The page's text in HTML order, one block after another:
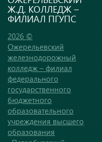
Ж.Д. КОЛЛЕДЖ –
ФИЛИАЛ ПГУПС
2026 ©
Ожерельевский
железнодорожный
колледж – филиал
федерального
государственного
бюджетного
образовательного
учреждения высшего
образования